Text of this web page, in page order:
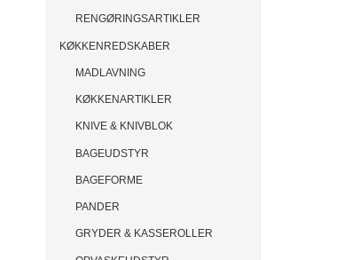
RENGØRINGSARTIKLER
KØKKENREDSKABER
MADLAVNING
KØKKENARTIKLER
KNIVE & KNIVBLOK
BAGEUDSTYR
BAGEFORME
PANDER
GRYDER & KASSEROLLER